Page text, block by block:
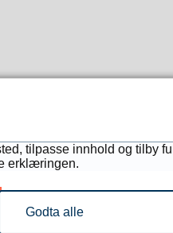
tilpasse innhold og tilby
erklæringen.
Godta alle